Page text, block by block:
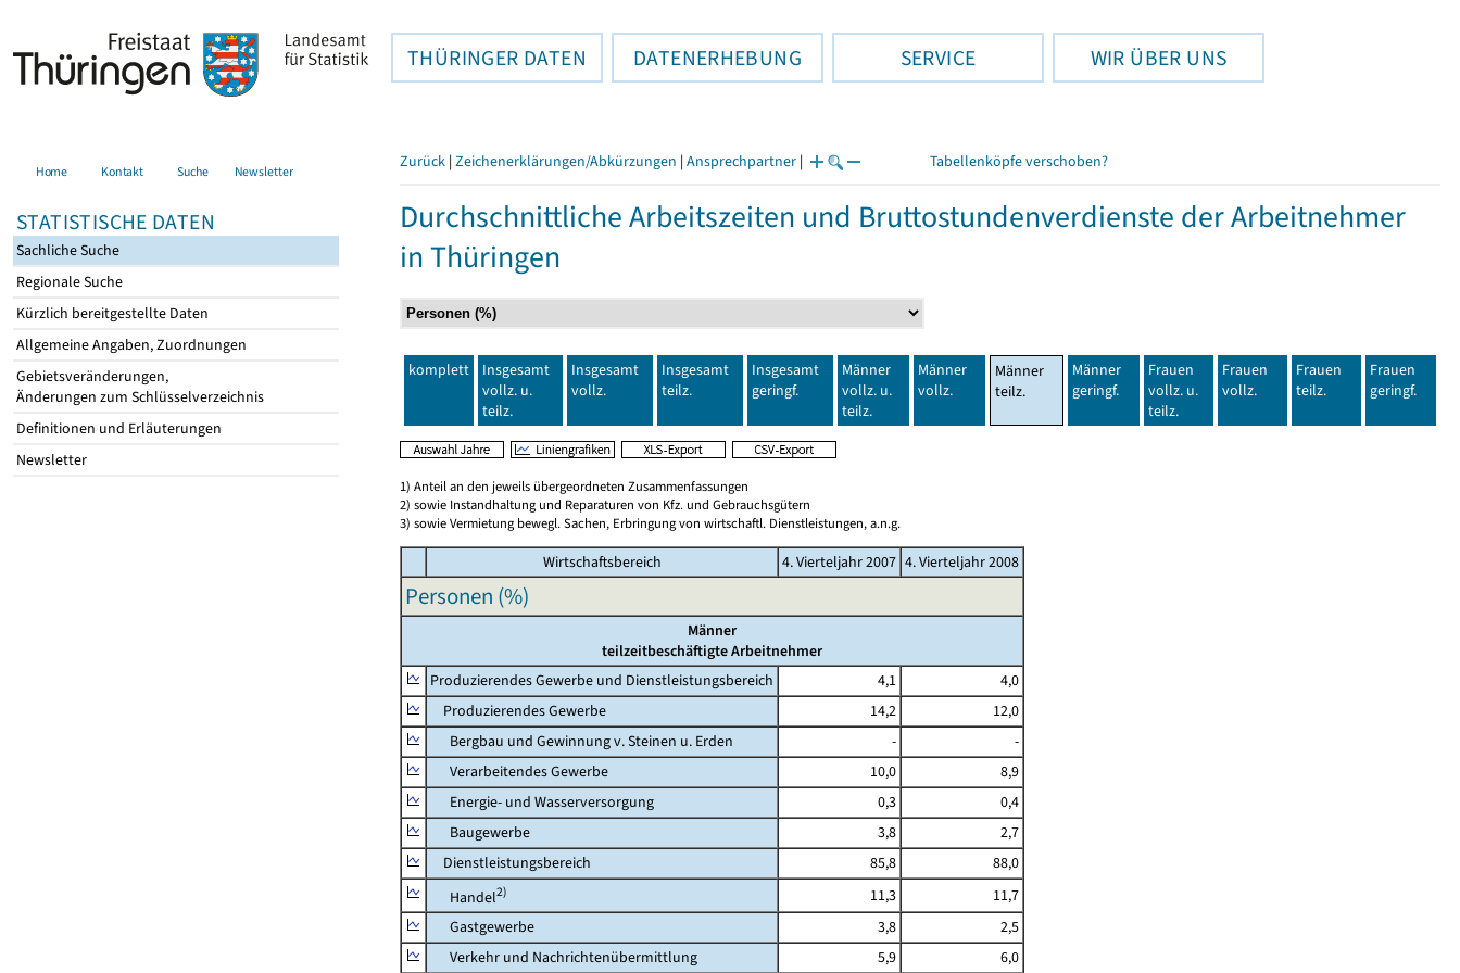
THÜRINGER DATEN DATENERHEBUNG SERVICE WIR ÜBER UNS
Home Kontakt Suche Newsletter
STATISTISCHE DATEN
Sachliche Suche
Regionale Suche
Kürzlich bereitgestellte Daten
Allgemeine Angaben, Zuordnungen
Gebietsveränderungen,
Änderungen zum Schlüsselverzeichnis
Definitionen und Erläuterungen
Newsletter
Zurück | Zeichenerklärungen/Abkürzungen | Ansprechpartner | Tabellenköpfe verschoben?
Durchschnittliche Arbeitszeiten und Bruttostundenverdienste der Arbeitnehmer
in Thüringen
komplett
Insgesamt
vollz. u.
teilz.
Insgesamt
vollz.
Insgesamt
teilz.
Insgesamt
geringf.
Männer
vollz. u.
teilz.
Männer
vollz.
Männer
teilz.
Männer
geringf.
Frauen
vollz. u.
teilz.
Frauen
vollz.
Frauen
teilz.
Frauen
geringf.
1) Anteil an den jeweils übergeordneten Zusammenfassungen
2) sowie Instandhaltung und Reparaturen von Kfz. und Gebrauchsgütern
3) sowie Vermietung bewegl. Sachen, Erbringung von wirtschaftl. Dienstleistungen, a.n.g.
Wirtschaftsbereich 4. Vierteljahr 2007 4. Vierteljahr 2008
Personen (%)
Männer
teilzeitbeschäftigte Arbeitnehmer
Produzierendes Gewerbe und Dienstleistungsbereich
4,1
4,0
Produzierendes Gewerbe
14,2
12,0
Bergbau und Gewinnung v. Steinen u. Erden
-
-
Verarbeitendes Gewerbe
10,0
8,9
Energie- und Wasserversorgung
0,3
0,4
Baugewerbe
3,8
2,7
Dienstleistungsbereich
85,8
88,0
Handel2) 11,3
11,7
Gastgewerbe
3,8
2,5
Verkehr und Nachrichtenübermittlung
5,9
6,0